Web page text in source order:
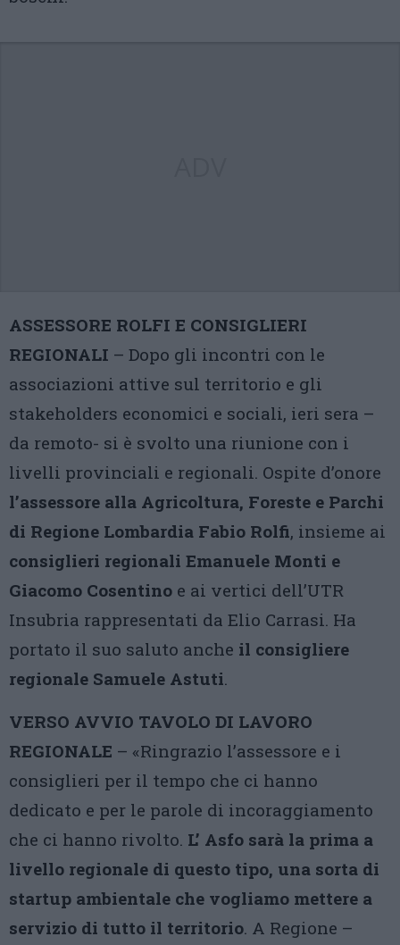
ASSESSORE ROLFI E CONSIGLIERI
REGIONALI – Dopo gli incontri con le
associazioni attive sul territorio e gli
stakeholders economici e sociali, ieri sera –
da remoto- si è svolto una riunione con i
livelli provinciali e regionali. Ospite d’onore
l’assessore alla Agricoltura, Foreste e Parchi
di Regione Lombardia Fabio Rolfi, insieme ai
consiglieri regionali Emanuele Monti e
Giacomo Cosentino e ai vertici dell’UTR
Insubria rappresentati da Elio Carrasi. Ha
portato il suo saluto anche il consigliere
regionale Samuele Astuti.
VERSO AVVIO TAVOLO DI LAVORO
REGIONALE – «Ringrazio l’assessore e i
consiglieri per il tempo che ci hanno
dedicato e per le parole di incoraggiamento
che ci hanno rivolto. L’ Asfo sarà la prima a
livello regionale di questo tipo, una sorta di
startup ambientale che vogliamo mettere a
servizio di tutto il territorio. A Regione –